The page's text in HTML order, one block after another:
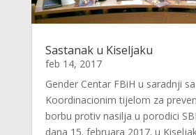
Sastanak u Kiseljaku
feb 14, 2017
Gender Centar FBiH u saradnji sa
Koordinacionim tijelom za
borbu protiv nasilja u porodici
dana 15. februara 2017. u